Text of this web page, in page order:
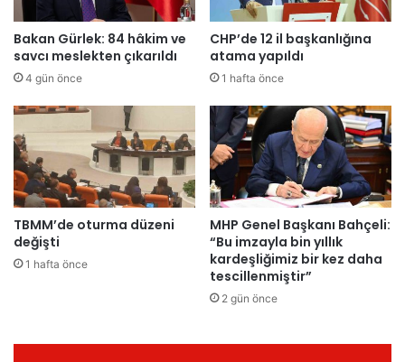
Bakan Gürlek: 84 hâkim ve
savcı meslekten çıkarıldı
4 gün önce
CHP’de 12 il başkanlığına
atama yapıldı
1 hafta önce
TBMM’de oturma düzeni
değişti
1 hafta önce
MHP Genel Başkanı Bahçeli:
“Bu imzayla bin yıllık
kardeşliğimiz bir kez daha
tescillenmiştir”
2 gün önce